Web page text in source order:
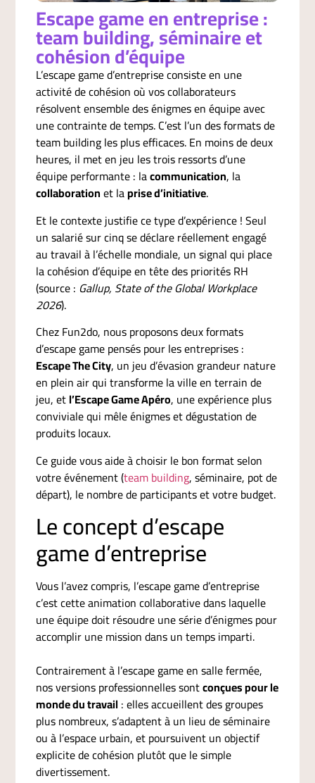
Escape game en entreprise :
team building, séminaire et
cohésion d’équipe
L’escape game d’entreprise consiste en une
activité de cohésion où vos collaborateurs
résolvent ensemble des énigmes en équipe avec
une contrainte de temps. C’est l’un des formats de
team building les plus efficaces. En moins de deux
heures, il met en jeu les trois ressorts d’une
équipe performante : lacommunication, la
collaborationet laprise d’initiative.
Et le contexte justifie ce type d’expérience ! Seul
un salarié sur cinq se déclare réellement engagé
au travail à l’échelle mondiale, un signal qui place
la cohésion d’équipe en tête des priorités RH
(source : Gallup, State of the Global Workplace
2026).
Chez Fun2do, nous proposons deux formats
d’escape game pensés pour les entreprises :
Escape The City, un jeu d’évasion grandeur nature
en plein air qui transforme la ville en terrain de
jeu, etl’Escape Game Apéro, une expérience plus
conviviale qui mêle énigmes et dégustation de
produits locaux.
Ce guide vous aide à choisir le bon format selon
votre événement (team building, séminaire, pot de
départ), le nombre de participants et votre budget.
Le concept d’escape
game d’entreprise
Vous l’avez compris, l’escape game d’entreprise
c’est cette animation collaborative dans laquelle
une équipe doit résoudre une série d’énigmes pour
accomplir une mission dans un temps imparti.
Contrairement à l’escape game en salle fermée,
nos versions professionnelles sontconçues pour le
monde du travail : elles accueillent des groupes
plus nombreux, s’adaptent à un lieu de séminaire
ou à l’espace urbain, et poursuivent un objectif
explicite de cohésion plutôt que le simple
divertissement.